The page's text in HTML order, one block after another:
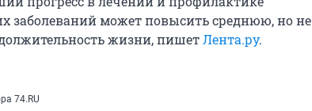
заболеваний может повысить среднюю, но не
жизни, пишетЛента.ру.
74.RU